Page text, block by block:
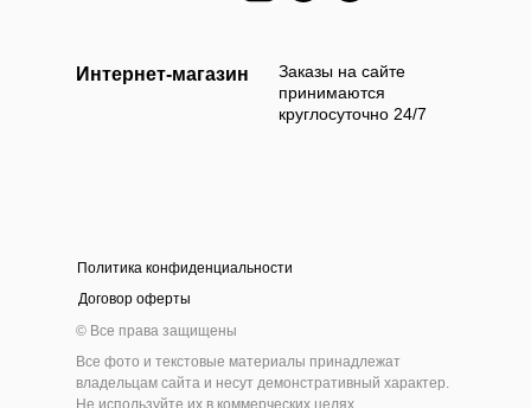
наличными
и самостоятельно выбрать и оплатить
товар наличными деньгами в нашем шоу-руме
инструмента
Заказы на сайте
принимаются
круглосуточно 24/7
Интернет-магазин
© Все права защищены
Политика конфиденциальности
Договор оферты
Все фото и текстовые материалы принадлежат
владельцам сайта и несут демонстративный характер.